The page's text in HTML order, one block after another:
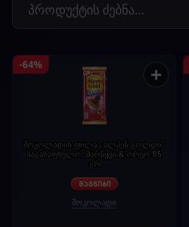
-64% +
შოკოლადის ფილა "ალპენ გოლდი"
საგაზაფხულო, მარწყვი & ორეო 85
გრ
შოკოლადი